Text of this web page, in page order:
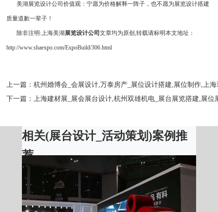
美湖展览设计公司价值观：宁愿为价格解释一阵子，也不愿为展览设计搭建
质量道歉一辈子！
除非注明:上海美湖展览设计公司文章均为原创,转载请标明本文地址：
http://www.shaexpo.com/ExpoBuild/306.html
上一篇：杭州婚博会_会展设计,万泰房产_展位设计搭建,展位制作,上
下一篇：上海建材展_展会展台设计,杭州双雄机电_展台展览搭建,展位
相关(展台设计_ 活动策划)案例推
荐